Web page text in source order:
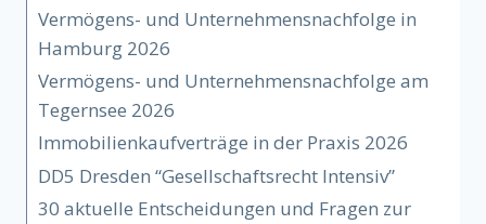
Vermögens- und Unternehmensnachfolge in
Hamburg 2026
Vermögens- und Unternehmensnachfolge am
Tegernsee 2026
Immobilienkaufverträge in der Praxis 2026
DD5 Dresden “Gesellschaftsrecht Intensiv”
30 aktuelle Entscheidungen und Fragen zur